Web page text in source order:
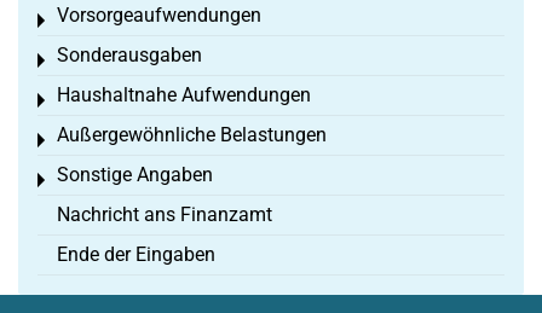
Vorsorgeaufwendungen
Toggle menu
Sonderausgaben
Toggle menu
Haushaltnahe Aufwendungen
Toggle menu
Außergewöhnliche Belastungen
Toggle menu
Sonstige Angaben
Toggle menu
Nachricht ans Finanzamt
Ende der Eingaben